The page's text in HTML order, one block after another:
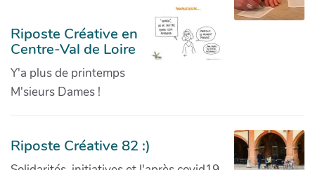
Riposte Créative en
Centre-Val de Loire
Y'a plus de printemps
M'sieurs Dames !
Riposte Créative 82 :)